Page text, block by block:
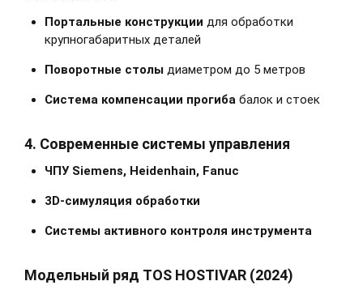
Портальные конструкции для обработки
крупногабаритных деталей
Поворотные столы диаметром до 5 метров
Система компенсации прогиба балок и стоек
4. Современные системы управления
ЧПУ Siemens, Heidenhain, Fanuc
3D-симуляция обработки
Системы активного контроля инструмента
Модельный ряд TOS HOSTIVAR (2024)